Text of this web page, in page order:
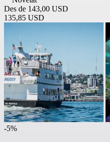
Des de 143,00 USD
135,85 USD
-5%